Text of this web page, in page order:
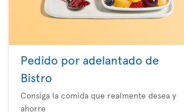
Pedido por adelantado de
Bistro
Consiga la comida que realmente desea y
ahorre